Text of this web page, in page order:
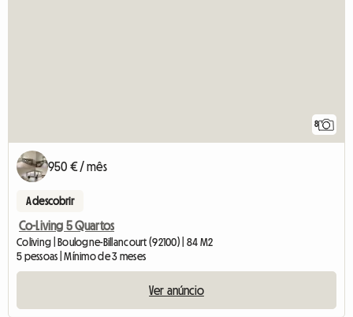
8
950 € / mês
A descobrir
Co-Living 5 Quartos
Coliving | Boulogne-Billancourt (92100) | 84 M2
5 pessoas | Mínimo de 3 meses
Ver anúncio